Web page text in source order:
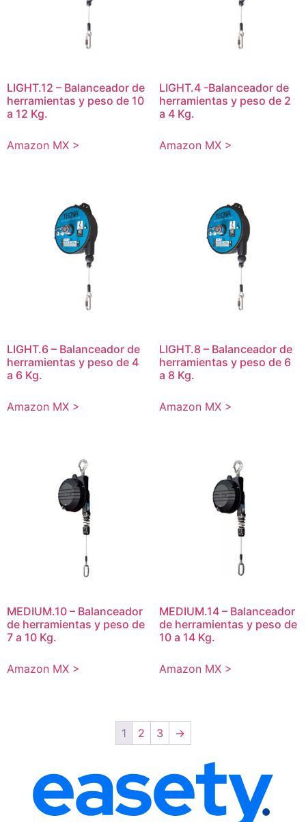
LIGHT.12 – Balanceador de
herramientas y peso de 10
a 12 Kg.
Amazon MX >
LIGHT.4 -Balanceador de
herramientas y peso de 2
a 4 Kg.
Amazon MX >
LIGHT.6 – Balanceador de
herramientas y peso de 4
a 6 Kg.
Amazon MX >
LIGHT.8 – Balanceador de
herramientas y peso de 6
a 8 Kg.
Amazon MX >
MEDIUM.10 – Balanceador
de herramientas y peso de
7 a 10 Kg.
Amazon MX >
MEDIUM.14 – Balanceador
de herramientas y peso de
10 a 14 Kg.
Amazon MX >
1 2 3 →